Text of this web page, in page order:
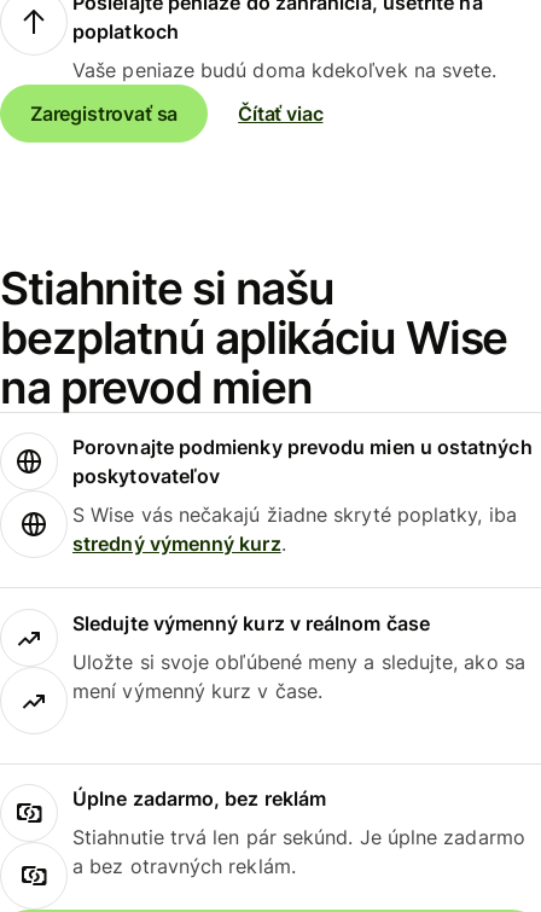
poplatkoch
Vaše peniaze budú doma kdekoľvek na svete.
Zaregistrovať sa
Čítať viac
Stiahnite si našu
bezplatnú aplikáciu Wise
na prevod mien
Porovnajte podmienky prevodu mien u ostatných
poskytovateľov
S Wise vás nečakajú žiadne skryté poplatky, iba
stredný výmenný kurz.
Sledujte výmenný kurz v reálnom čase
Uložte si svoje obľúbené meny a sledujte, ako sa
mení výmenný kurz v čase.
Úplne zadarmo, bez reklám
Stiahnutie trvá len pár sekúnd. Je úplne zadarmo
a bez otravných reklám.